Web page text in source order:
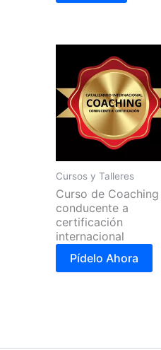
Cursos y Talleres
Curso de Coaching
conducente a
certificación
internacional
Pídelo Ahora